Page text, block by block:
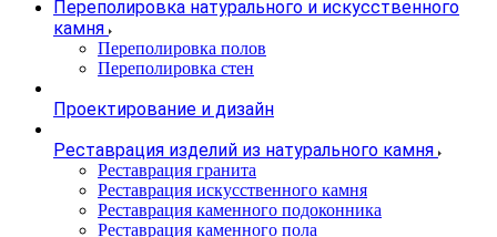
Переполировка натурального и искусственного
камня
Переполировка полов
Переполировка стен
Проектирование и дизайн
Реставрация изделий из натурального камня
Реставрация гранита
Реставрация искусственного камня
Реставрация каменного подоконника
Реставрация каменного пола